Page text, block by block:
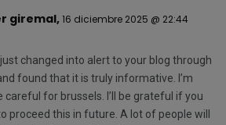
giremal,16 diciembre 2025 @ 22:44
just changed into alert to your blog through
found that it is truly informative. I’m
careful for brussels. I’ll be grateful if you
proceed this in future. A lot of people will